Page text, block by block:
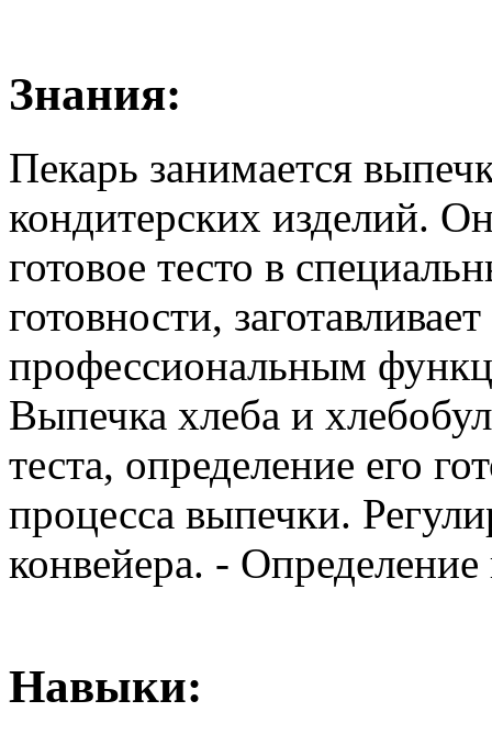
Знания:
Пекарь занимается
кондитерских изделий.
готовое тесто в
готовности,
профессиональным
Выпечка хлеба и
теста, определение его
процесса выпечки.
конвейера. - Определение
Навыки: